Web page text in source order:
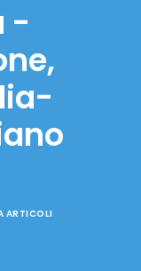
-
ARTICOLI